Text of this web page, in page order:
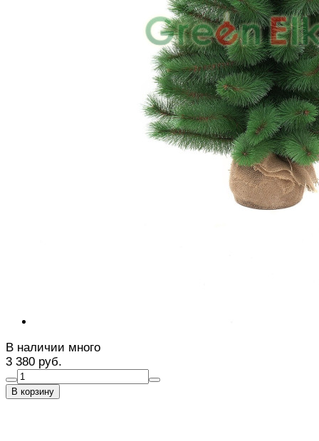
В наличии много
3 380 руб.
В корзину